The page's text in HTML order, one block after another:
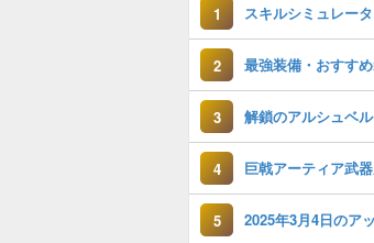
1 スキルシミュレー
2 最強装備・おすす
3
4
5